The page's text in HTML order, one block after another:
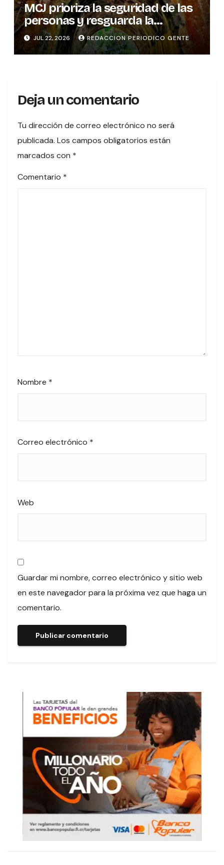
MCJ prioriza la seguridad de las
personas y resguarda la
memoria histórica del puente
sobre el río Tures
JUL 22, 2026 REDACCION PERIODICO GENTE
Deja un comentario
Tu dirección de correo electrónico no será
publicada. Los campos obligatorios están
marcados con *
Comentario *
Nombre *
Correo electrónico *
Web
Guardar mi nombre, correo electrónico y sitio web
en este navegador para la próxima vez que haga un
comentario.